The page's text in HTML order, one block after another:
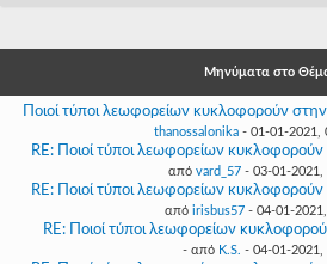
Σύνδεση
Εγγραφή
Μηνύματα στο
Ποιοί τύποι λεωφορείων κυκλοφορούν
thanossalonika - 01-01-2021,
RE: Ποιοί τύποι λεωφορείων
από vard_57- 03-01-2021,
RE: Ποιοί τύποι λεωφορείων
από irisbus57- 04-01-
RE: Ποιοί τύποι λεωφορείων
- από K.S. - 04-01-2021,